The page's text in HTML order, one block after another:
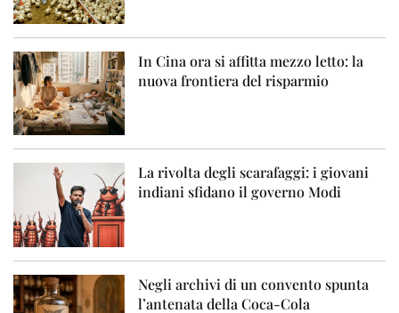
In Cina ora si affitta mezzo letto: la
nuova frontiera del risparmio
La rivolta degli scarafaggi: i giovani
indiani sfidano il governo Modi
Negli archivi di un convento spunta
l’antenata della Coca-Cola